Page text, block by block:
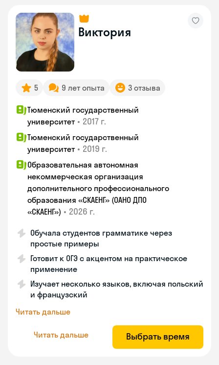
Виктория
5 9 лет опыта 3 отзыва
Тюменский государственный
университет • 2017 г.
Тюменский государственный
университет • 2019 г.
Образовательная автономная
некоммерческая организация
дополнительного профессионального
образования «СКАЕНГ» (ОАНО ДПО
«СКАЕНГ») • 2026 г.
Обучала студентов грамматике через
простые примеры
Готовит к ОГЭ с акцентом на практическое
применение
Изучает несколько языков, включая польский
и французский
Читать дальше
Читать дальше Выбрать время